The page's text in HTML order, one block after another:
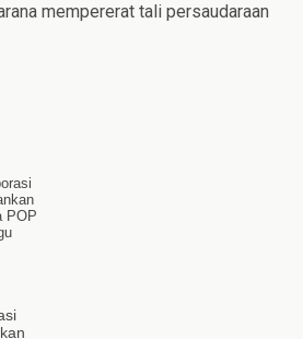
mempererat tali persaudaraan